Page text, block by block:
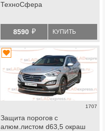
ТехноСфера
8590 й КУПИТЬ
1707
Защита порогов с
алюм.листом d63,5 окраш